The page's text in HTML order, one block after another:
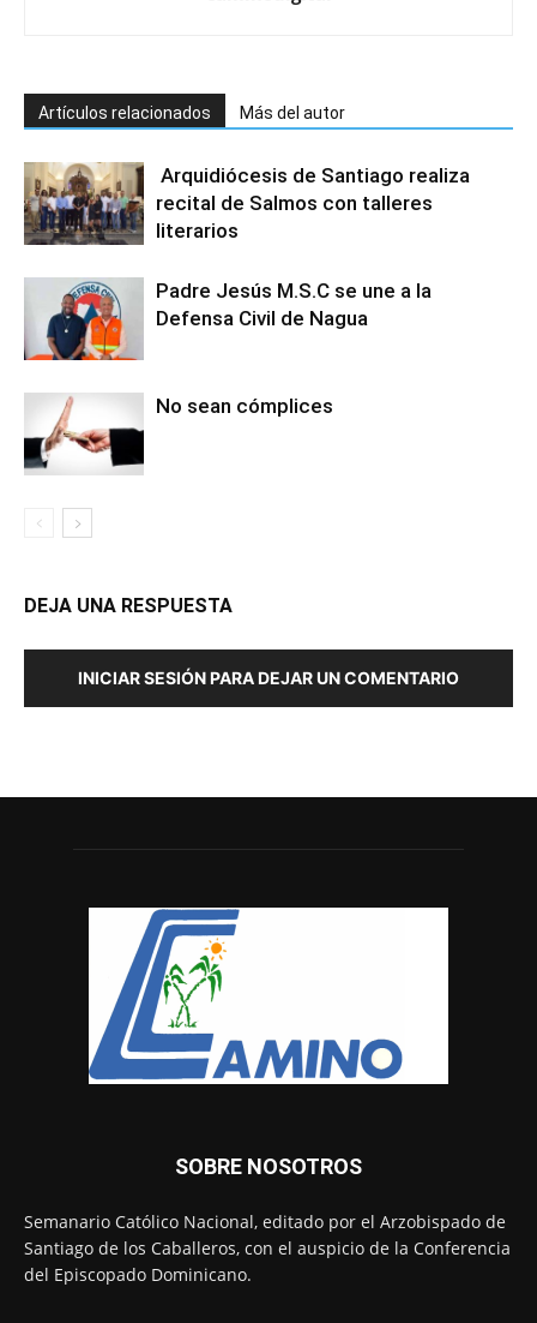
Artículos relacionados Más del autor
Arquidiócesis de Santiago realiza
recital de Salmos con talleres
literarios
Padre Jesús M.S.C se une a la
Defensa Civil de Nagua
No sean cómplices
DEJA UNA RESPUESTA
INICIAR SESIÓN PARA DEJAR UN COMENTARIO
SOBRE NOSOTROS
Semanario Católico Nacional, editado por el Arzobispado de
Santiago de los Caballeros, con el auspicio de la Conferencia
del Episcopado Dominicano.